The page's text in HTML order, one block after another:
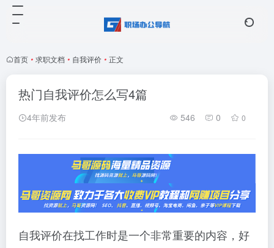
首页 • 求职文档 • 自我评价 • 正文
热门自我评价怎么写4篇
4年前发布 546 0 0
自我评价在找工作时是一个非常重要的内容，好